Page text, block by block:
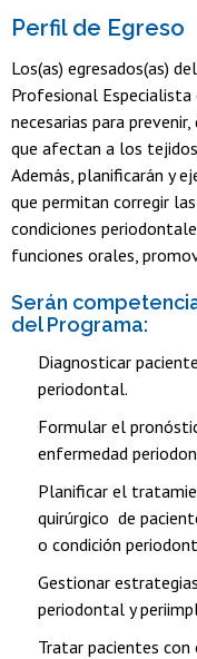
Perfil de Egreso
Los(as) egresados(as)
Profesional Especialista
necesarias para
que afectan a los
Además, planificarán y
que permitan corregir
condiciones
funciones orales,
Serán
del Programa:
Diagnosticar
periodontal.
Formular el
enfermedad
Planificar el
quirúrgico de
o condición
Gestionar
periodontal y
Tratar pacientes con